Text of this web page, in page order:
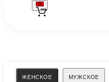
0
ЖЕНСКОЕ МУЖСКОЕ
Поиск